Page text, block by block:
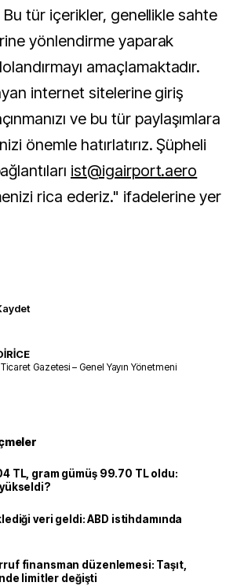
Bu tür içerikler, genellikle sahte
yönlendirme yaparak
amaçlamaktadır.
internet sitelerine giriş
ve bu tür paylaşımlara
önemle hatırlatırız. Şüpheli
ist@igairport.aero
rica ederiz." ifadelerine yer
Gazetesi – Genel Yayın Yönetmeni
TL, gram gümüş 99.70 TL oldu:
veri geldi: ABD istihdamında
finansman düzenlemesi: Taşıt,
limitler değişti